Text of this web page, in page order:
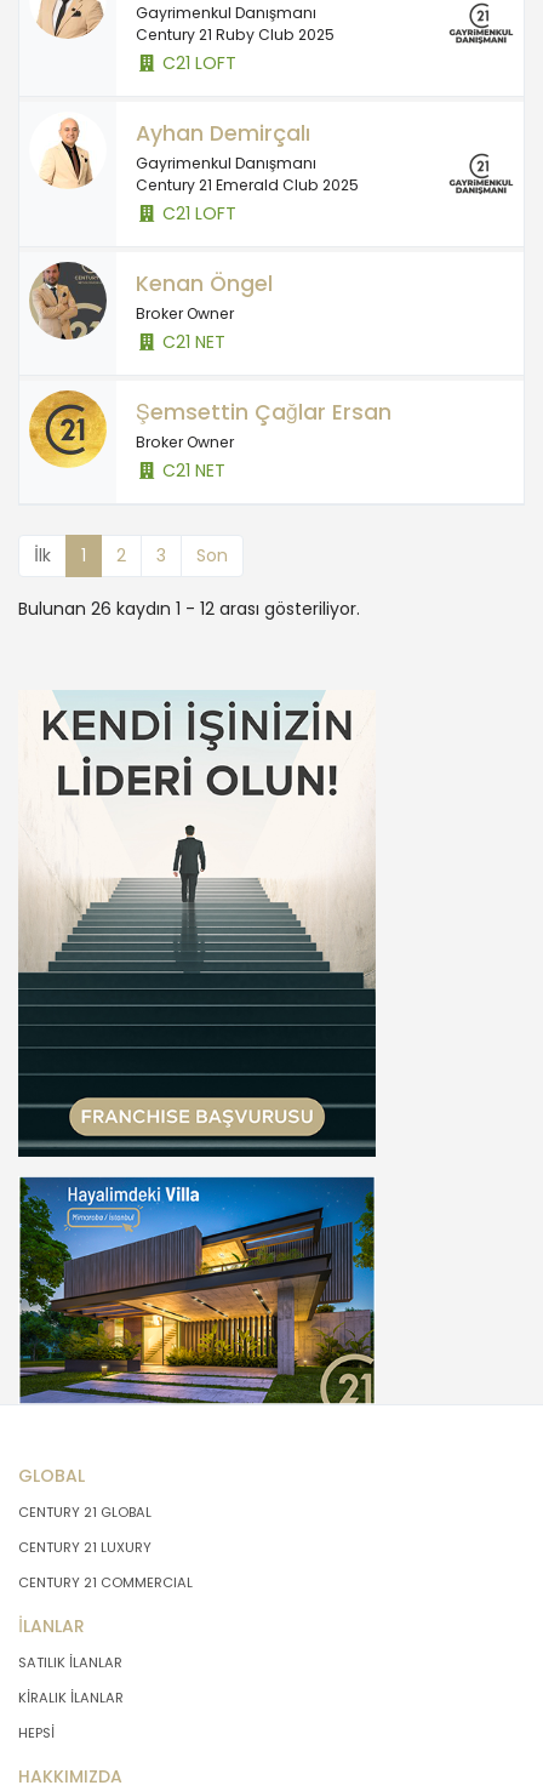
Gayrimenkul Danışmanı
Century 21 Ruby Club 2025
C21 LOFT
Ayhan Demirçalı
Gayrimenkul Danışmanı
Century 21 Emerald Club 2025
C21 LOFT
Kenan Öngel
Broker Owner
C21 NET
Şemsettin Çağlar Ersan
Broker Owner
C21 NET
İlk 1 2 3 Son
Bulunan 26 kaydın 1 - 12 arası gösteriliyor.
GLOBAL
CENTURY 21 GLOBAL
CENTURY 21 LUXURY
CENTURY 21 COMMERCIAL
İLANLAR
SATILIK İLANLAR
KİRALIK İLANLAR
HEPSİ
HAKKIMIZDA